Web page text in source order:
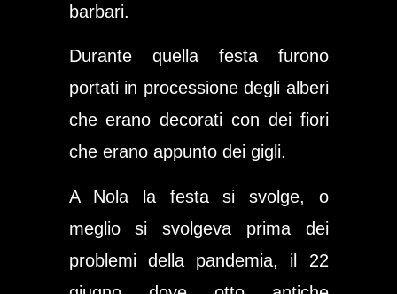
barbari.
Durante quella festa furono
portati in processione degli alberi
che erano decorati con dei fiori
che erano appunto dei gigli.
A Nola la festa si svolge, o
meglio si svolgeva prima dei
problemi della pandemia, il 22